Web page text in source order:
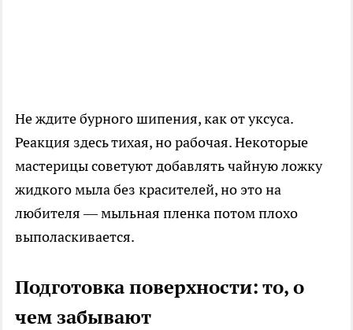
Не ждите бурного шипения, как от уксуса.
Реакция здесь тихая, но рабочая. Некоторые
мастерицы советуют добавлять чайную ложку
жидкого мыла без красителей, но это на
любителя — мыльная пленка потом плохо
выполаскивается.
Подготовка поверхности: то, о
чем забывают